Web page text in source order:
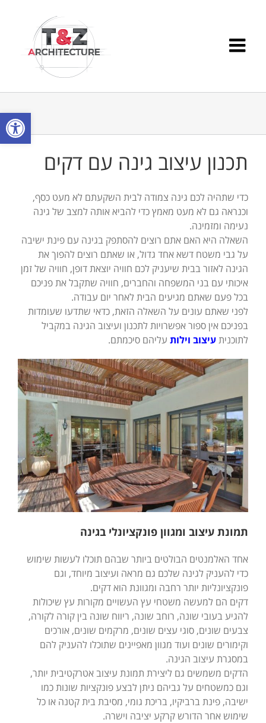
פתח
תכנון עיצוב גינה עם דקים
כדי שתהיה לכם גינה צמודה לבית השקעתם לא מעט כסף,
וכנראה גם לא מעט מאמץ כדי להביא אותה למצב של גינה
נעימה ומזמינה.
השאלה היא האם אתם רוצים להסתפק בגינה עם פינת ישיבה
על גבי משטח דשא אחד גדול, או שאתם רוצים להפוך את
הגינה לאזור בבית שיעניק לכם חוויה יוצאת דופן, חוויה של זמן
איכותי עם בני המשפחה והחברים, חוויה שתקבל את פניכם
בכל פעם שאתם מגיעים הבית לאחר יום עבודה.
לפני שאתם עונים על השאלה הזאת, כדאי שתדעו שעומדות
בפניכם אין ספור אפשרויות לתכנון ועיצוב הגינה במקביל
לתוכניתעיצוב וילות עליהם סיכמתם.
תמונת עיצוב ומגוון פונקציונלי בגינה
אחד האלמנטים הבולטים ביותר שבהם תוכלו לעשות שימוש
כדי להעניק לגינה שלכם גם מראה ועיצוב מיוחד, וגם
פונקציונליות יותר רחבה ומגוונת הוא דקים.
דקים הם למעשה משטחי עץ העשויים מקורות עץ שיכולות
להגיע בעובי שונה, רוחב שונה, ריווח שונה בין קורה לקורה,
צבעים שונים, סוגי עצים שונים, מרקמים שונים, אורכים
וקימורים שונים ועוד מגוון מאפיינים שתוכלו להעניק להם
במסגרת עיצוב הגינה.
הדקים משמשים גם ליצירת תמונת עיצוב אטרקטיבית יותר,
וגם כמשטחים על גביהם ניתן לבצע פונקציות שונות כמו
ישיבה, פינת ברביקיו, בריכת גומי, מסיבת בית קטנה או כל
שימוש אחר הדורש קרקע יציבה וישרה.